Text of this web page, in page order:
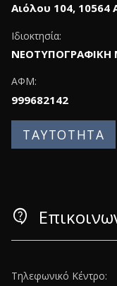
Αιόλου 104, 10564
Ιδιοκτησία:
ΝΕΟΤΥΠΟΓΡΑΦΙΚΗ
ΑΦΜ:
999682142
ΤΑΥΤΟΤΗΤΑ
contact_support
Τηλεφωνικό Κέντρο: